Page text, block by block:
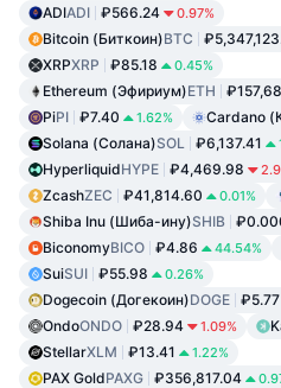
ADIADI ₽566.24 0.97%
Bitcoin (Биткоин)BTC
XRPXRP ₽85.18 0.45%
Ethereum (Эфириум)ETH
PiPI ₽7.40 1.62% Cardano
Solana (Солана)SOL ₽6,137.41
HyperliquidHYPE ₽4,469.98
ZcashZEC ₽41,814.60 0.01%
Shiba Inu (Шиба-ину)SHIB
BiconomyBICO ₽4.86 44.54%
SuiSUI ₽55.98 0.26%
Dogecoin (Догекоин)DOGE ₽5.77
OndoONDO ₽28.94 1.09%
StellarXLM ₽13.41 1.22%
PAX GoldPAXG ₽356,817.04